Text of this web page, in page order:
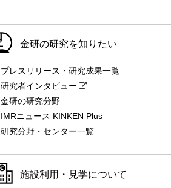
金研の研究を知りたい
プレスリリース・研究成果一覧
研究者インタビュー
金研の研究分野
IMRニュース KINKEN Plus
研究分野・センター一覧
施設利用・見学について